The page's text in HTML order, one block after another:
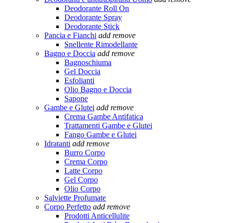
Deodorante Roll On
Deodorante Spray
Deodorante Stick
Pancia e Fianchi add remove
Snellente Rimodellante
Bagno e Doccia add remove
Bagnoschiuma
Gel Doccia
Esfolianti
Olio Bagno e Doccia
Sapone
Gambe e Glutei add remove
Crema Gambe Antifatica
Trattamenti Gambe e Glutei
Fango Gambe e Glutei
Idratanti add remove
Burro Corpo
Crema Corpo
Latte Corpo
Gel Corpo
Olio Corpo
Salviette Profumate
Corpo Perfetto add remove
Prodotti Anticellulite